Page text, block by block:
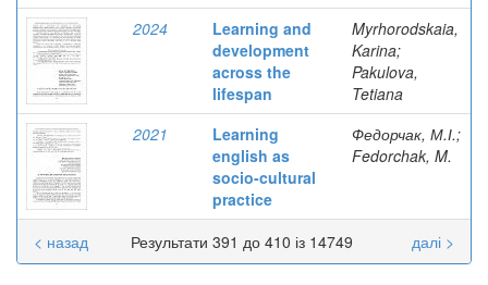
2024
Learning and
development
across the
lifespan
Myrhorodskaia,
Karina;
Pakulova,
Tetiana
2021
Learning
english as
socio-cultural
practice
Федорчак, М.І.;
Fedorchak, M.
Результати 391 до 410 із 14749
< назад далі >